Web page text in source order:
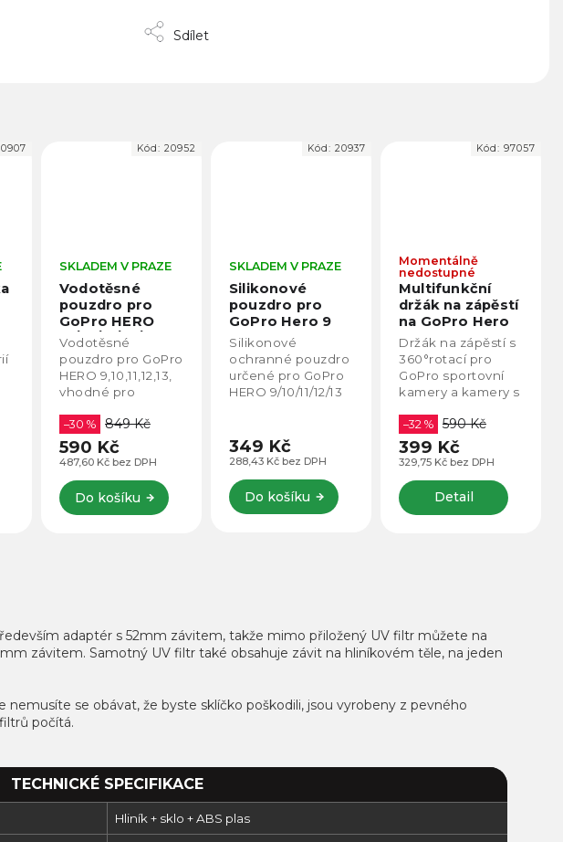
Sdílet
Vodotěsné
pouzdro pro
GoPro HERO
13/12/11/10/9
SKLADEM V PRAZE
487,60 Kč bez DPH
–30 % 849 Kč
590 Kč
Do košíku
Vodotěsné
pouzdro pro GoPro
HERO 9,10,11,12,13,
vhodné pro
hloubky 60 metrů.
Kód: 20952
Silikonové
pouzdro pro
GoPro Hero 9
Black a GoPro
10/11/12/13+
šňůra zdarma
SKLADEM V PRAZE
288,43 Kč bez DPH
349 Kč
Do košíku
Silikonové
ochranné pouzdro
určené pro GoPro
HERO 9/10/11/12/13
Kód: 20937
Multifunkční
držák na zápěstí
na GoPro Hero
GoPro Hero
13/12/11/10/9/8/7/6/5/
Momentálně
nedostupné
329,75 Kč bez DPH
–32 % 590 Kč
399 Kč
Detail
Držák na zápěstí s
360°rotací pro
GoPro sportovní
kamery a kamery s
upínáním.
Kód: 97057
adaptér s 52mm závitem, takže mimo přiložený UV filtr můžete na
závitem. Samotný UV filtr také obsahuje závit na hliníkovém těle, na jeden
nemusíte se obávat, že byste sklíčko poškodili, jsou vyrobeny z pevného
počítá.
TECHNICKÉ SPECIFIKACE
Hliník + sklo + ABS plas